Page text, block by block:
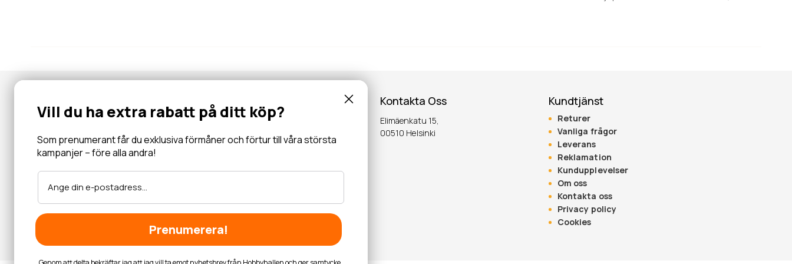
Nyhetsbrev
inbjudningar och mycket mer.
OK
Kontakta Oss
Elimäenkatu 15,
00510 Helsinki
Kundtjänst
Returer
Vanliga frågor
Leverans
Reklamation
Kundupplevelser
Om oss
Kontakta oss
Privacy policy
Cookies
Vill du ha extra rabatt på ditt köp?
Som prenumerant får du exklusiva förmåner och förtur till våra största
kampanjer – före alla andra!
Prenumerera!